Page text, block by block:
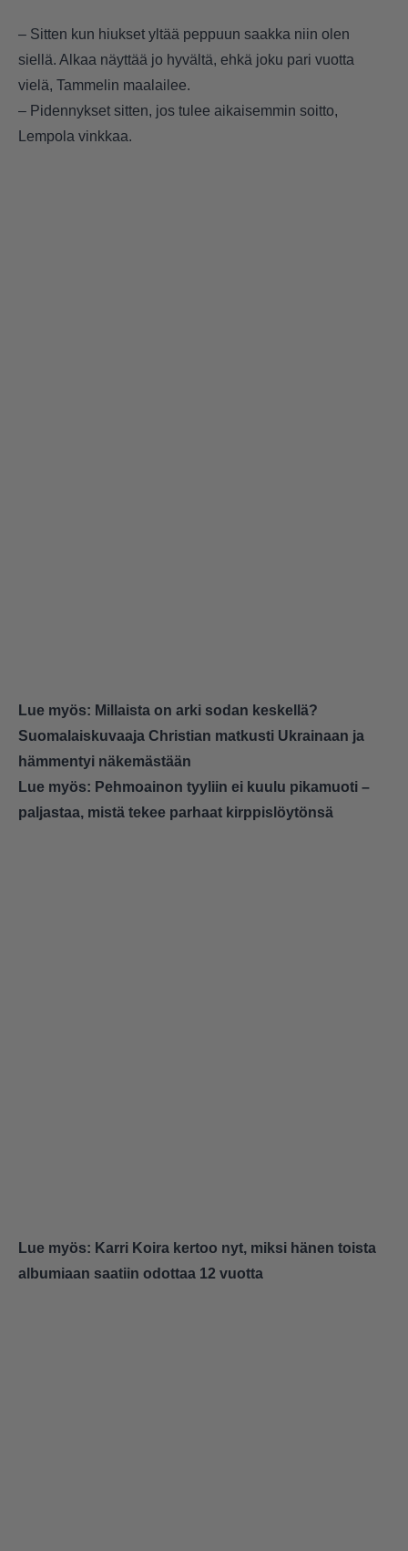
– Sitten kun hiukset yltää peppuun saakka niin olen
siellä. Alkaa näyttää jo hyvältä, ehkä joku pari vuotta
vielä, Tammelin maalailee.
– Pidennykset sitten, jos tulee aikaisemmin soitto,
Lempola vinkkaa.
Lue myös: Millaista on arki sodan keskellä?
Suomalaiskuvaaja Christian matkusti Ukrainaan ja
hämmentyi näkemästään
Lue myös: Pehmoainon tyyliin ei kuulu pikamuoti –
paljastaa, mistä tekee parhaat kirppislöytönsä
Lue myös: Karri Koira kertoo nyt, miksi hänen toista
albumiaan saatiin odottaa 12 vuotta